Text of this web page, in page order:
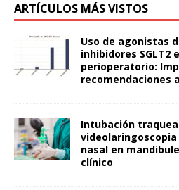
ARTÍCULOS MÁS VISTOS
Uso de agonistas
inhibidores SGLT2
perioperatorio:
recomendaciones
Intubación
nasal en
clínico